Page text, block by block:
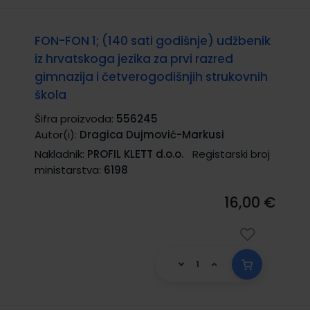
FON-FON 1; (140 sati godišnje) udžbenik
iz hrvatskoga jezika za prvi razred
gimnazija i četverogodišnjih strukovnih
škola
Šifra proizvoda: 556245
Autor(i): Dragica Dujmović-Markusi
Nakladnik: PROFIL KLETT d.o.o.
Registarski broj
ministarstva: 6198
16,00 €